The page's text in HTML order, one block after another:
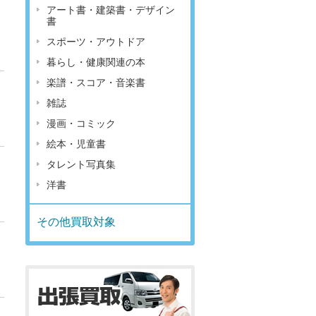
アート書・建築書・デザイン
書
スポーツ・アウトドア
暮らし・健康関連の本
楽譜・スコア・音楽書
雑誌
漫画・コミック
絵本・児童書
タレント写真集
洋書
その他買取対象